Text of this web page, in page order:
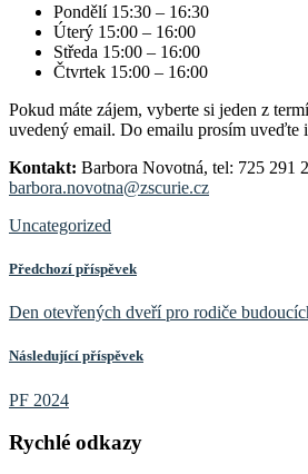
Pondělí 15:30 – 16:30
Úterý 15:00 – 16:00
Středa 15:00 – 16:00
Čtvrtek 15:00 – 16:00
Pokud máte zájem, vyberte si jeden z
uvedený email. Do emailu prosím uveďte
Kontakt: Barbora Novotná, tel: 725 291
barbora.novotna@zscurie.cz
Uncategorized
Předchozí příspěvek
Den otevřených dveří pro rodiče
Následující příspěvek
PF 2024
Rychlé odkazy